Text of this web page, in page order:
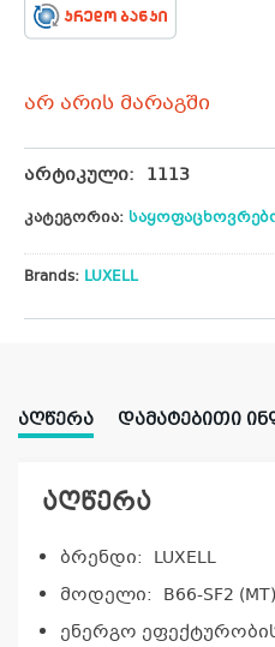
არ არის მარაგში
არტიკული: 1113
კატეგორია:
Brands: LUXELL
ᲐᲦᲬᲔᲠᲐ ᲓᲐᲛᲐᲢᲔᲑᲘᲗᲘ
აღწერა
ბრენდი: LUXELL
მოდელი: B66-SF2
ენერგო